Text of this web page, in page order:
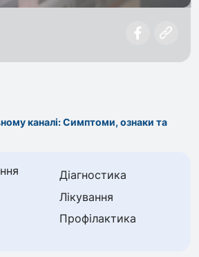
каналі: Симптоми, ознаки та
Діагностика
Лікування
Профілактика